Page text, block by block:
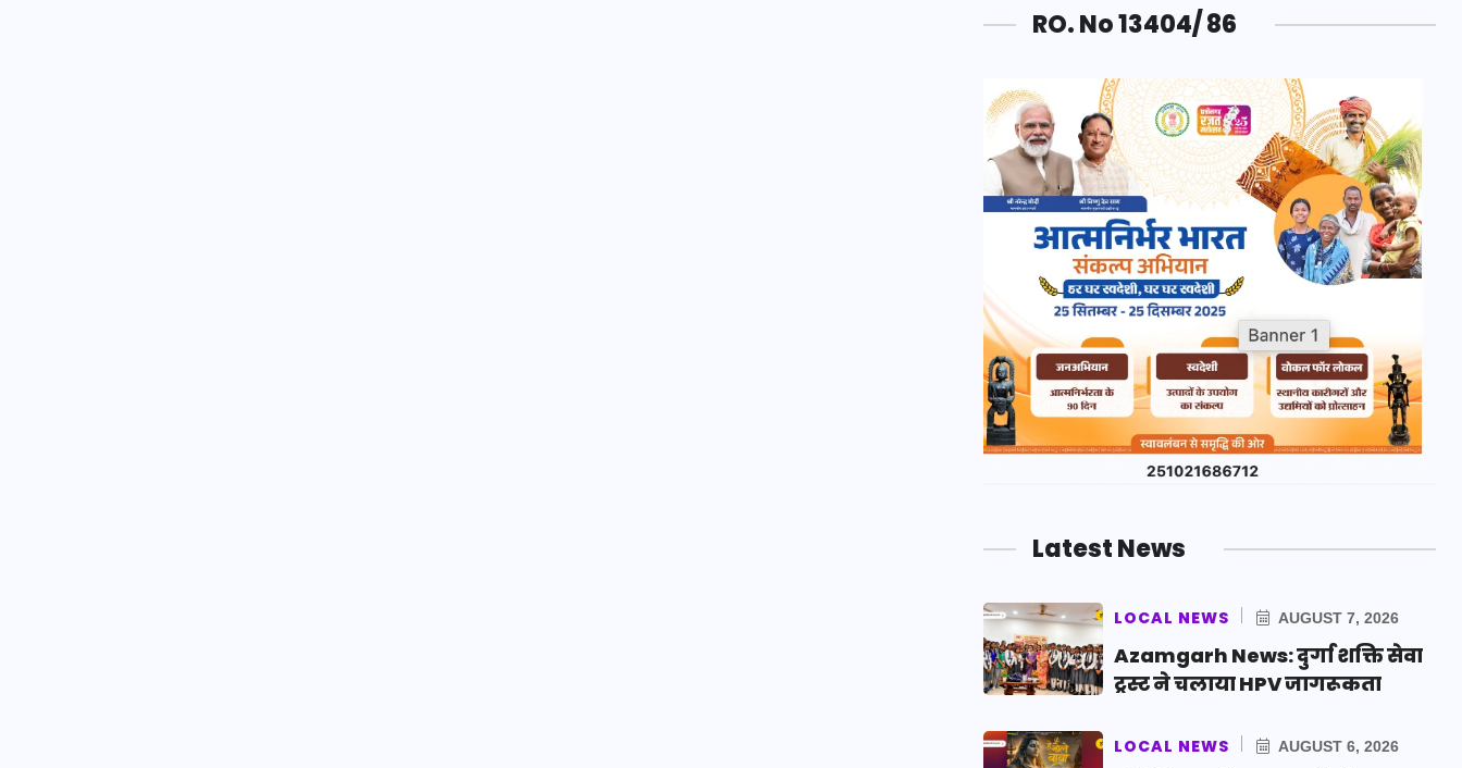
RO. No 13404/ 86
Latest News
LOCAL NEWS AUGUST 7, 2026
Azamgarh News: दुर्गा शक्ति सेवा
ट्रस्ट ने चलाया HPV जागरूकता
LOCAL NEWS AUGUST 6, 2026